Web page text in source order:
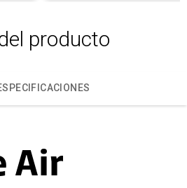
producto
Air